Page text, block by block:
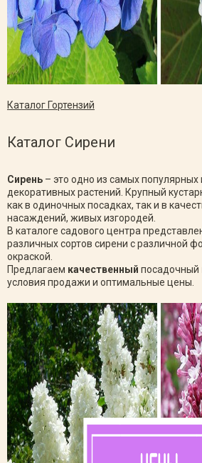
Каталог Гортензий
Каталог Сирени
Сирень – это одно из самых популярных
декоративных растений. Крупный
как в одиночных посадках, так и в
насаждений, живых изгородей.
В каталоге садового центра
различных сортов сирени с различной
окраской.
Предлагаем качественный посадочный
условия продажи и оптимальные цены.